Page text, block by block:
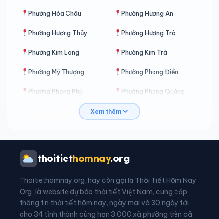
Phường Hóa Châu Phường Hương An
Phường Hương Thủy Phường Hương Trà
Phường Kim Long Phường Kim Trà
Phường Mỹ Thượng Phường Phong Điền
Phường Phong Phú Phường Phong Quảng
Phường Phong Thái Phường Phú Bài
Phường Thuận An
Phường Thủy Xuân
Xã A Lưới 1 Xã A Lưới 2
Xã A Lưới 3 Xã A Lưới 4
Xem thêm
thoitiethomnay.org
Thoitiethomnay.org, hay còn gọi là Thời Tiết Hôm Nay
Org, là website dự báo thời tiết Việt Nam, cung cấp
thông tin thời tiết hôm nay, ngày mai và 30 ngày tới
cho 34 tỉnh thành cùng hơn 3.000 xã phường trên cả